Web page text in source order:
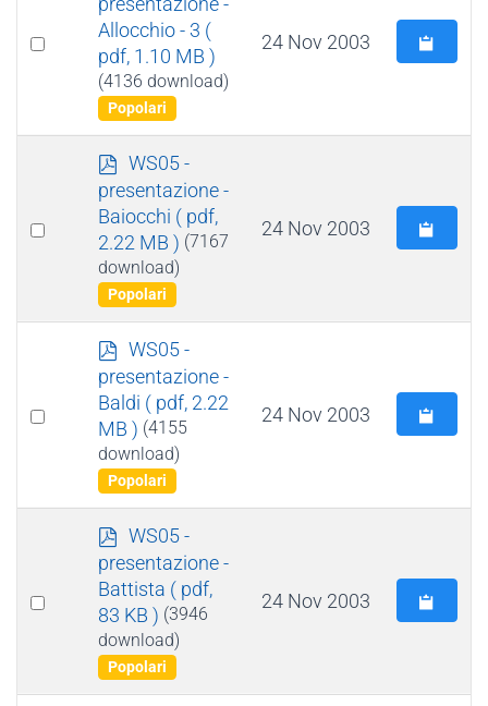
Select
f
Allocchio - 3 (
pdf, 1.10 MB )
(4136 download)
Popolari
24 Nov 2003
Select
p
d
f
WS05 -
presentazione -
Baiocchi ( pdf,
2.22 MB ) (7167
download)
Popolari
24 Nov 2003
Select
p
d
f
WS05 -
presentazione -
Baldi ( pdf, 2.22
MB ) (4155
download)
Popolari
24 Nov 2003
Select
p
d
f
WS05 -
presentazione -
Battista ( pdf,
83 KB ) (3946
download)
Popolari
24 Nov 2003